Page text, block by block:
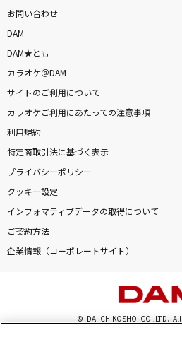
お問い合わせ
DAM
DAM★とも
カラオケ＠DAM
サイトのご利用について
カラオケご利用にあたっての注意事項
利用規約
特定商取引法に基づく表示
プライバシーポリシー
クッキー設定
インフォマティブデータの取得について
ご契約方法
企業情報（コーポレートサイト）
© DAIICHIKOSHO CO.,LTD. All